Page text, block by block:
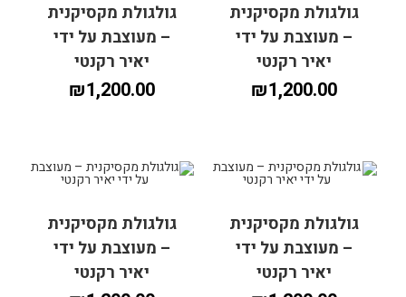
הוספה לסל הוספה לסל
הוספה לסל הוספה לסל
גולגולת מקסיקנית
– מעוצבת על ידי
יאיר רקנטי
₪1,200.00
גולגולת מקסיקנית
– מעוצבת על ידי
יאיר רקנטי
₪1,200.00
גולגולת מקסיקנית
– מעוצבת על ידי
יאיר רקנטי
גולגולת מקסיקנית
– מעוצבת על ידי
יאיר רקנטי